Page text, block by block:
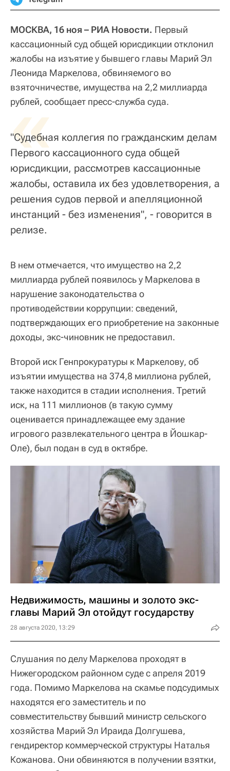
МОСКВА, 16 ноя – РИА Новости. Первый
кассационный суд общей юрисдикции отклонил
жалобы на изъятие у бывшего главы Марий Эл
Леонида Маркелова, обвиняемого во
взяточничестве, имущества на 2,2 миллиарда
рублей, сообщает пресс-служба суда.
«
"Судебная коллегия по гражданским делам
Первого кассационного суда общей
юрисдикции, рассмотрев кассационные
жалобы, оставила их без удовлетворения, а
решения судов первой и апелляционной
инстанций - без изменения", - говорится в
релизе.
В нем отмечается, что имущество на 2,2
миллиарда рублей появилось у Маркелова в
нарушение законодательства о
противодействии коррупции: сведений,
подтверждающих его приобретение на законные
доходы, экс-чиновник не предоставил.
Второй иск Генпрокуратуры к Маркелову, об
изъятии имущества на 374,8 миллиона рублей,
также находится в стадии исполнения. Третий
иск, на 111 миллионов (в такую сумму
оценивается принадлежащее ему здание
игрового развлекательного центра в Йошкар-
Оле), был подан в суд в октябре.
Недвижимость, машины и золото экс-
главы Марий Эл отойдут государству
28 августа 2020, 13:29
Слушания по делу Маркелова проходят в
Нижегородском районном суде с апреля 2019
года. Помимо Маркелова на скамье подсудимых
находятся его заместитель и по
совместительству бывший министр сельского
хозяйства Марий Эл Ираида Долгушева,
гендиректор коммерческой структуры Наталья
Кожанова. Они обвиняются в получении взятки,